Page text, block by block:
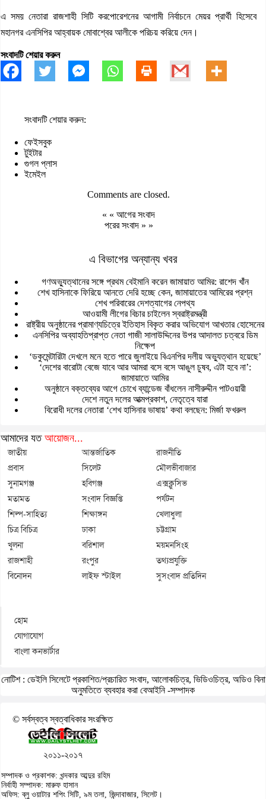
এ সময় নেতারা রাজশাহী সিটি করপোরেশনের আগামী নির্বাচনে মেয়র প্রার্থী হিসেবে
মহানগর এনসিপির আহ্বায়ক মোবাশ্বের আলীকে পরিচয় করিয়ে দেন।
সংবাদটি শেয়ার করুন
সংবাদটি শেয়ার করুন:
ফেইসবুক
টুইটার
গুগল প্লাস
ইমেইল
Comments are closed.
« « আগের সংবাদ
পরের সংবাদ » »
এ বিভাগের অন্যান্য খবর
গণঅভ্যুত্থানের সঙ্গে প্রথম বেইমানি করেন জামায়াত আমির: রাশেদ খাঁন
শেখ হাসিনাকে ফিরিয়ে আনতে দেরি হচ্ছে কেন, জামায়াতের আমিরের প্রশ্ন
শেখ পরিবারের দেশত্যাগের নেপথ্য
আওয়ামী লীগের বিচার চাইলেন স্বরাষ্ট্রমন্ত্রী
রাষ্ট্রীয় অনুষ্ঠানের প্রামাণ্যচিত্রে ইতিহাস বিকৃত করার অভিযোগ আখতার হোসেনের
এনসিপির অব্যাহতিপ্রাপ্ত নেতা গাজী সালাউদ্দিনের উপর আদালত চত্বরে ডিম
নিক্ষেপ
‘ডকুমেন্টারিটা দেখলে মনে হতে পারে জুলাইয়ে বিএনপির দলীয় অভ্যুত্থান হয়েছে’
‘দেশের বারোটা বেজে যাবে আর আমরা বসে বসে আঙুল চুষব, এটা হবে না’:
জামায়াতে আমির
অনুষ্ঠানে বক্তব্যের আগে চোখে ব্যান্ডেজ বাঁধলেন নাসীরুদ্দীন পাটওয়ারী
দেশে নতুন দলের আত্মপ্রকাশ, নেতৃত্বে যারা
বিরোধী দলের নেতারা ‘শেখ হাসিনার ভাষায়’ কথা বলছেন: মির্জা ফখরুল
আমাদের যত আয়োজন...
জাতীয় আন্তর্জাতিক
রাজনীতি
প্রবাস
সিলেট
মৌলভীবাজার
সুনামগঞ্জ
হবিগঞ্জ
এক্সক্লুসিভ
মতামত
সংবাদ বিজ্ঞপ্তি
পর্যটন
শিল্প-সাহিত্য
শিক্ষাঙ্গন
খেলাধুলা
চিত্র বিচিত্র
ঢাকা
চট্টগ্রাম
খুলনা
বরিশাল
ময়মনসিংহ
রাজশাহী
রংপুর
তথ্যপ্রযুক্তি
বিনোদন
লাইফ স্টাইল সুসংবাদ প্রতিদিন
হোম
যোগাযোগ
বাংলা কনভার্টার
নোটিশ : ডেইলি সিলেটে প্রকাশিত/প্রচারিত সংবাদ, আলোকচিত্র, ভিডিওচিত্র, অডিও বিনা
অনুমতিতে ব্যবহার করা বেআইনি -সম্পাদক
© সর্বস্বত্ব স্বত্বাধিকার সংরক্ষিত
২০১১-২০১৭
সম্পাদক ও প্রকাশক: খন্দকার আব্দুর রহিম
নির্বাহী সম্পাদক: মারুফ হাসান
অফিস: ব্লু ওয়াটার শপিং সিটি, ৯ম তলা, জিন্দাবাজার, সিলেট।